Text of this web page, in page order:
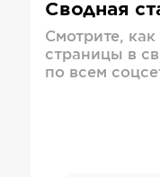
Сводная
Смотрите,
страницы в
по всем